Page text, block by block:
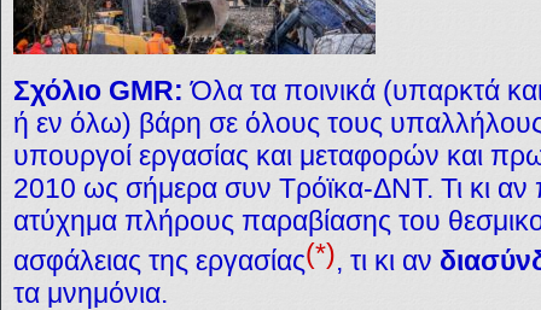
Σχόλιο GMR: Όλα τα ποινικά (υπαρκτά
ή εν όλω) βάρη σε όλους τους
υπουργοί εργασίας και μεταφορών και
2010 ως σήμερα συν Τρόϊκα-ΔΝΤ. Τι κι αν
ατύχημα πλήρους παραβίασης του
ασφάλειας της εργασίας(*), τι κι αν
τα μνημόνια.